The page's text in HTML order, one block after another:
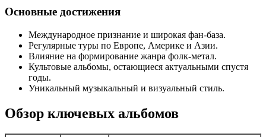
Основные достижения
Международное признание и широкая фан-база.
Регулярные туры по Европе, Америке и Азии.
Влияние на формирование жанра фолк-метал.
Культовые альбомы, остающиеся актуальными спустя
годы.
Уникальный музыкальный и визуальный стиль.
Обзор ключевых альбомов